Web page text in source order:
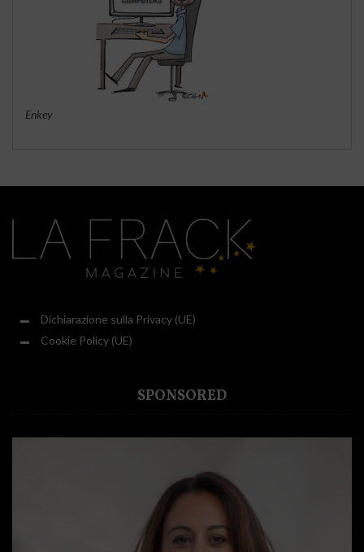
Enkey
Dichiarazione sulla Privacy (UE)
Cookie Policy (UE)
SPONSORED